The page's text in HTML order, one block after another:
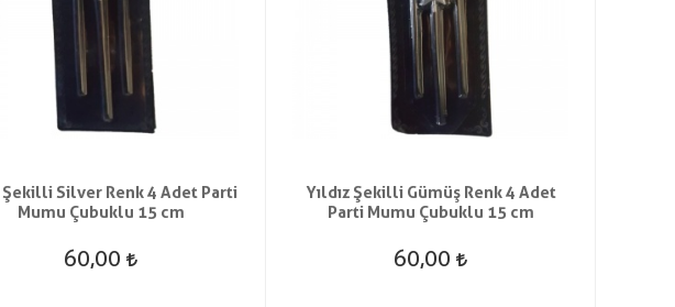
Şekilli Silver Renk 4 Adet Parti
Mumu Çubuklu 15 cm
60,00
Yıldız Şekilli Gümüş Renk 4 Adet
Parti Mumu Çubuklu 15 cm
60,00